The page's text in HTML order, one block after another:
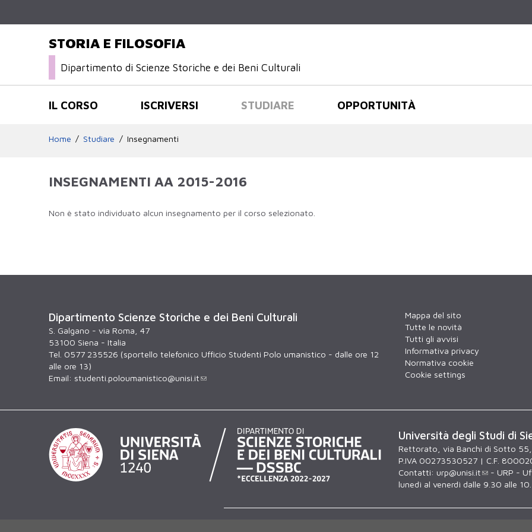
STORIA E FILOSOFIA
Dipartimento di Scienze Storiche e dei Beni Culturali
IL CORSO ISCRIVERSI STUDIARE OPPORTUNITÀ
Home Studiare Insegnamenti
INSEGNAMENTI AA 2015-2016
Non è stato individuato alcun insegnamento per il corso selezionato.
Dipartimento Scienze Storiche e dei Beni Culturali
S. Galgano - via Roma, 47
53100 Siena - Italia
Tel. 0577 235526 (sportello telefonico Ufficio Studenti Polo umanistico - dalle ore 12
alle ore 13)
Email: studenti.poloumanistico@unisi.it
Mappa del sito
Tutte le novità
Tutti gli avvisi
Informativa privacy
Normativa cookie
Cookie settings
Università degli Studi di
Rettorato, via Banchi di Sotto 55,
P.IVA 00273530527 | C.F.
Contatti: urp@unisi.it
- URP -
lunedì al venerdì dalle 9.30 alle